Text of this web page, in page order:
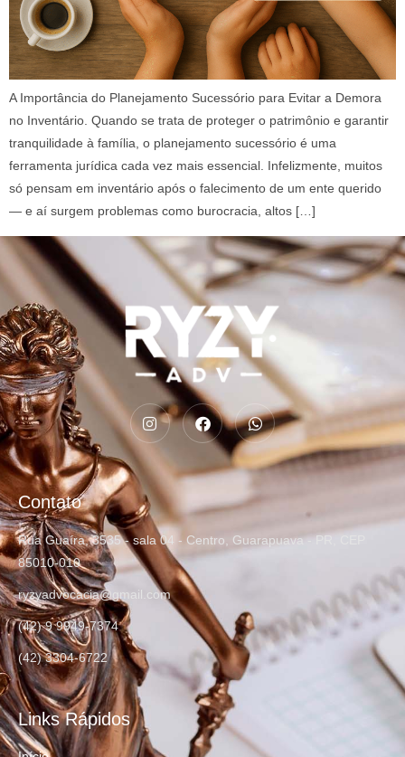
A Importância do Planejamento Sucessório para Evitar a Demora
no Inventário. Quando se trata de proteger o patrimônio e garantir
tranquilidade à família, o planejamento sucessório é uma
ferramenta jurídica cada vez mais essencial. Infelizmente, muitos
só pensam em inventário após o falecimento de um ente querido
— e aí surgem problemas como burocracia, altos […]
Contato
Rua Guaíra, 3535 - sala 04 - Centro, Guarapuava - PR, CEP
85010-010
ryzyadvocacia@gmail.com
(42) 9 9949-7374
(42) 3304-6722
Links Rápidos